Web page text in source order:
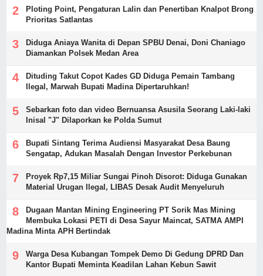
Ploting Point, Pengaturan Lalin dan Penertiban Knalpot Brong
Prioritas Satlantas
Diduga Aniaya Wanita di Depan SPBU Denai, Doni Chaniago
Diamankan Polsek Medan Area
Dituding Takut Copot Kades GD Diduga Pemain Tambang
Ilegal, Marwah Bupati Madina Dipertaruhkan!
Sebarkan foto dan video Bernuansa Asusila Seorang Laki-laki
Inisal "J" Dilaporkan ke Polda Sumut
Bupati Sintang Terima Audiensi Masyarakat Desa Baung
Sengatap, Adukan Masalah Dengan Investor Perkebunan
Proyek Rp7,15 Miliar Sungai Pinoh Disorot: Diduga Gunakan
Material Urugan Ilegal, LIBAS Desak Audit Menyeluruh
Dugaan Mantan Mining Engineering PT Sorik Mas Mining
Membuka Lokasi PETI di Desa Sayur Maincat, SATMA AMPI
Madina Minta APH Bertindak
Warga Desa Kubangan Tompek Demo Di Gedung DPRD Dan
Kantor Bupati Meminta Keadilan Lahan Kebun Sawit